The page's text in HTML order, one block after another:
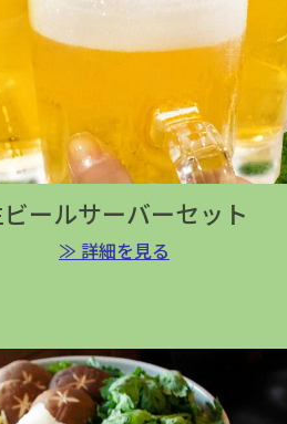
ールサーバーセット
≫ 詳細を見る